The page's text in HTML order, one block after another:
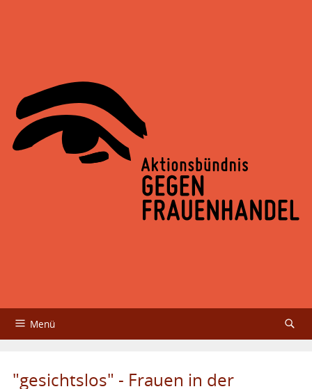
Menü
Über das Aktionsbündnis
"gesichtslos" - Frauen in der